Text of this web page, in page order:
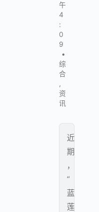
午
4
:
0
9
•
综
合
,
资
讯
近
期
，
“
蓝
莲